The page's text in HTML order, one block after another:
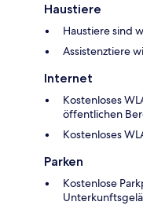
Haustiere
Haustiere sind
Assistenztiere
Internet
Kostenloses
öffentlichen
Kostenloses
Parken
Kostenlose